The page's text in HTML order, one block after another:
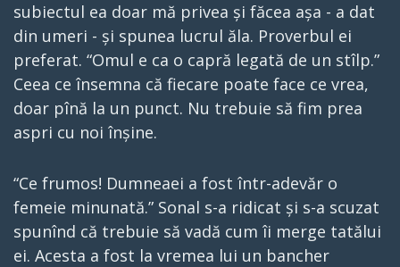
subiectul ea doar mă privea și făcea așa - a dat
din umeri - și spunea lucrul ăla. Proverbul ei
preferat. “Omul e ca o capră legată de un stîlp.”
Ceea ce însemna că fiecare poate face ce vrea,
doar pînă la un punct. Nu trebuie să fim prea
aspri cu noi înșine.
“Ce frumos! Dumneaei a fost într-adevăr o
femeie minunată.” Sonal s-a ridicat și s-a scuzat
spunînd că trebuie să vadă cum îi merge tatălui
ei. Acesta a fost la vremea lui un bancher